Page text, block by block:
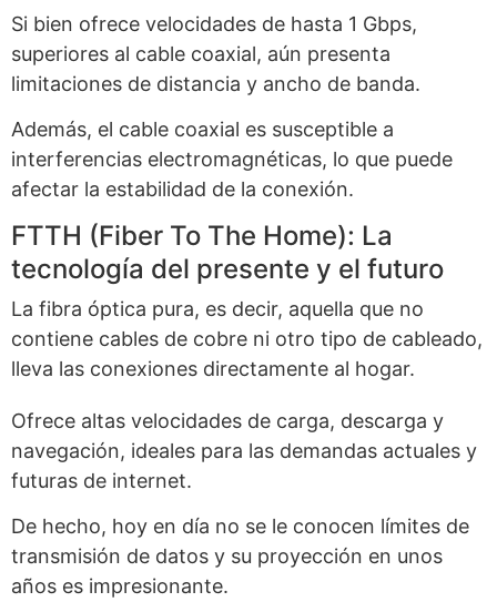
Si bien ofrece velocidades de hasta 1 Gbps,
superiores al cable coaxial, aún presenta
limitaciones de distancia y ancho de banda.
Además, el cable coaxial es susceptible a
interferencias electromagnéticas, lo que puede
afectar la estabilidad de la conexión.
FTTH (Fiber To The Home): La
tecnología del presente y el futuro
La fibra óptica pura, es decir, aquella que no
contiene cables de cobre ni otro tipo de cableado,
lleva las conexiones directamente al hogar.
Ofrece altas velocidades de carga, descarga y
navegación, ideales para las demandas actuales y
futuras de internet.
De hecho, hoy en día no se le conocen límites de
transmisión de datos y su proyección en unos
años es impresionante.